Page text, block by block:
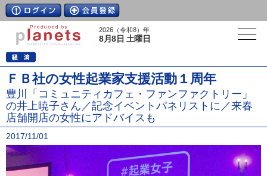
2026（令和8）年
8月8日 土曜日
ＦＢ社の女性起業家支援活動１周年
豊川「コミュニティカフェ・ファンファクトリー」
の井上暁子さん／記念イベントパネリストに／来春
店舗開店の女性にアドバイスも
2017/11/01